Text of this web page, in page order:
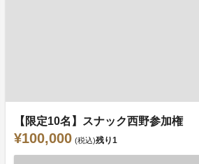
【限定10名】スナック西野参加権
¥100,000 (税込)残り1